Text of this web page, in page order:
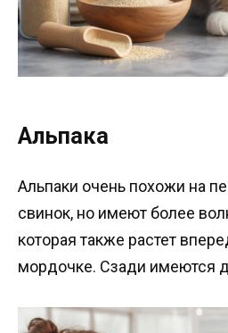
Альпака
Альпаки очень похожи на
свинок, но имеют более
которая также растет
мордочке. Сзади имеются